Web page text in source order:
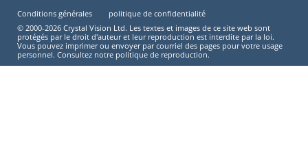
Conditions générales
politique de confidentialité
© 2000-2026 Crystal Vision Ltd. Les textes et images de ce site web sont
protégés par le droit d'auteur et leur reproduction est interdite par la loi.
Vous pouvez imprimer ou envoyer par courriel des pages pour votre usage
personnel. Consultez notre politique de reproduction.